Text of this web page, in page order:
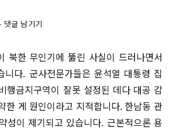
댓글 남기기
북한 무인기에 뚫린 사실이 드러나면서
니다. 군사전문가들은 윤석열 대통령 집
행금지구역이 잘못 설정된 데다 대공 감
한 게 원인이라고 지적합니다. 한남동 관
성이 제기되고 있습니다. 근본적으론 용